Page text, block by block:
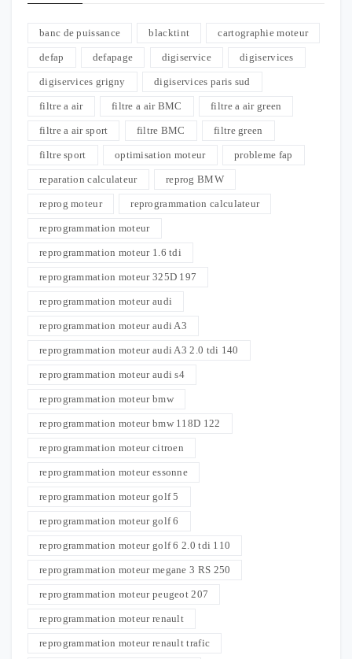
banc de puissance blacktint cartographie moteur
defap defapage digiservice digiservices
digiservices grigny digiservices paris sud
filtre a air filtre a air BMC filtre a air green
filtre a air sport filtre BMC filtre green
filtre sport optimisation moteur probleme fap
reparation calculateur reprog BMW
reprog moteur reprogrammation calculateur
reprogrammation moteur
reprogrammation moteur 1.6 tdi
reprogrammation moteur 325D 197
reprogrammation moteur audi
reprogrammation moteur audi A3
reprogrammation moteur audi A3 2.0 tdi 140
reprogrammation moteur audi s4
reprogrammation moteur bmw
reprogrammation moteur bmw 118D 122
reprogrammation moteur citroen
reprogrammation moteur essonne
reprogrammation moteur golf 5
reprogrammation moteur golf 6
reprogrammation moteur golf 6 2.0 tdi 110
reprogrammation moteur megane 3 RS 250
reprogrammation moteur peugeot 207
reprogrammation moteur renault
reprogrammation moteur renault trafic